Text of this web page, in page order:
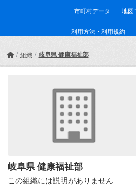
市町村データ 地図
利用方法・利用規約
組織 岐阜県 健康福祉部
岐阜県 健康福祉部
この組織には説明がありません